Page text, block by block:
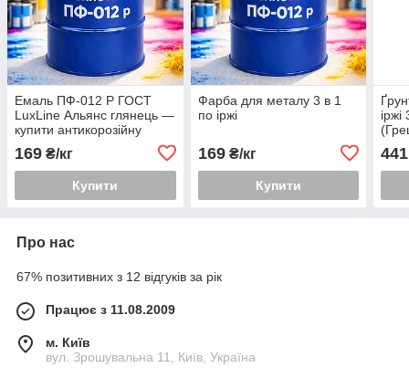
Емаль ПФ-012 Р ГОСТ
LuxLine Альянс глянець —
купити антикорозійну
169 ₴/кг
Купити
Фарба для металу 3 в 1
по іржі
169₴/кг
Купити
441
Про нас
67% позитивних з 12 відгуків за рік
Працює з 11.08.2009
м. Київ
вул. Зрошувальна 11, Київ, Україна